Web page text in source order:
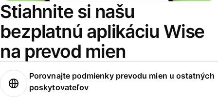
Stiahnite si našu
bezplatnú aplikáciu Wise
na prevod mien
Porovnajte podmienky prevodu mien u ostatných
poskytovateľov